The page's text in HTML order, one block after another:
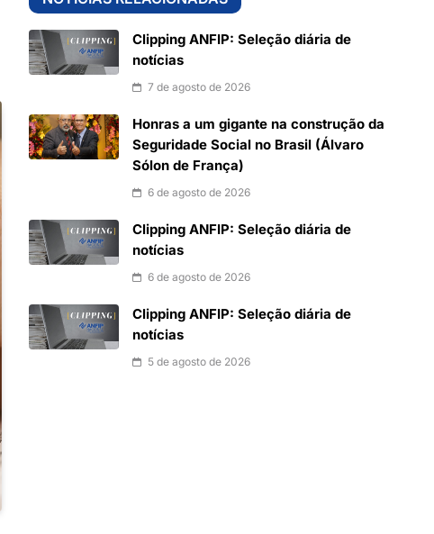
Clipping ANFIP: Seleção diária de
notícias
7 de agosto de 2026
Honras a um gigante na construção da
Seguridade Social no Brasil (Álvaro
Sólon de França)
6 de agosto de 2026
Clipping ANFIP: Seleção diária de
notícias
6 de agosto de 2026
Clipping ANFIP: Seleção diária de
notícias
5 de agosto de 2026